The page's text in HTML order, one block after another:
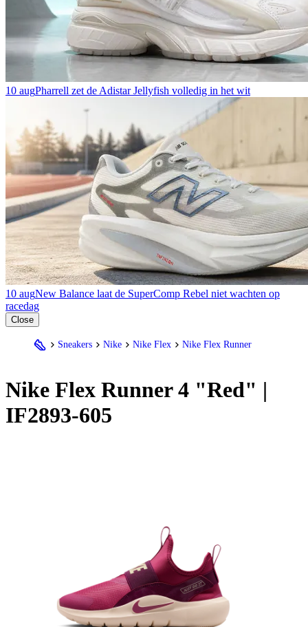
10 augPharrell zet de Adistar Jellyfish volledig in het wit
10 augNew Balance laat de SuperComp Rebel niet wachten op
racedag
Close
Sneakers Nike Nike Flex Nike Flex Runner
Nike Flex Runner 4 "Red" |
IF2893-605